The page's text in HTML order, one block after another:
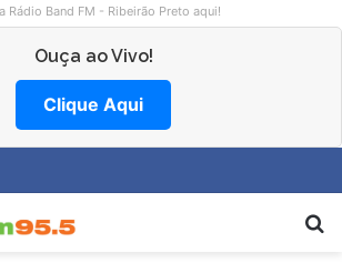
Rádio Band FM - Ribeirão Preto aqui!
Ouça ao Vivo!
Clique Aqui
vagas na região